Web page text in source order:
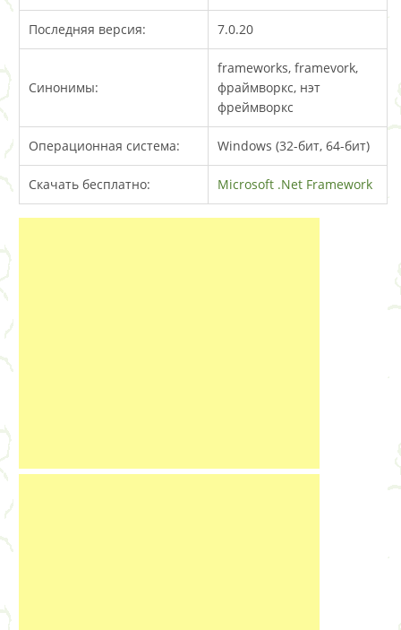
Последняя версия: 7.0.20
Синонимы:
frameworks, framevork,
фраймворкс, нэт
фреймворкс
Операционная система: Windows (32-бит, 64-бит)
Скачать бесплатно: Microsoft .Net Framework